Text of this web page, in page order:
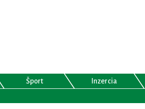
Šport Inzercia